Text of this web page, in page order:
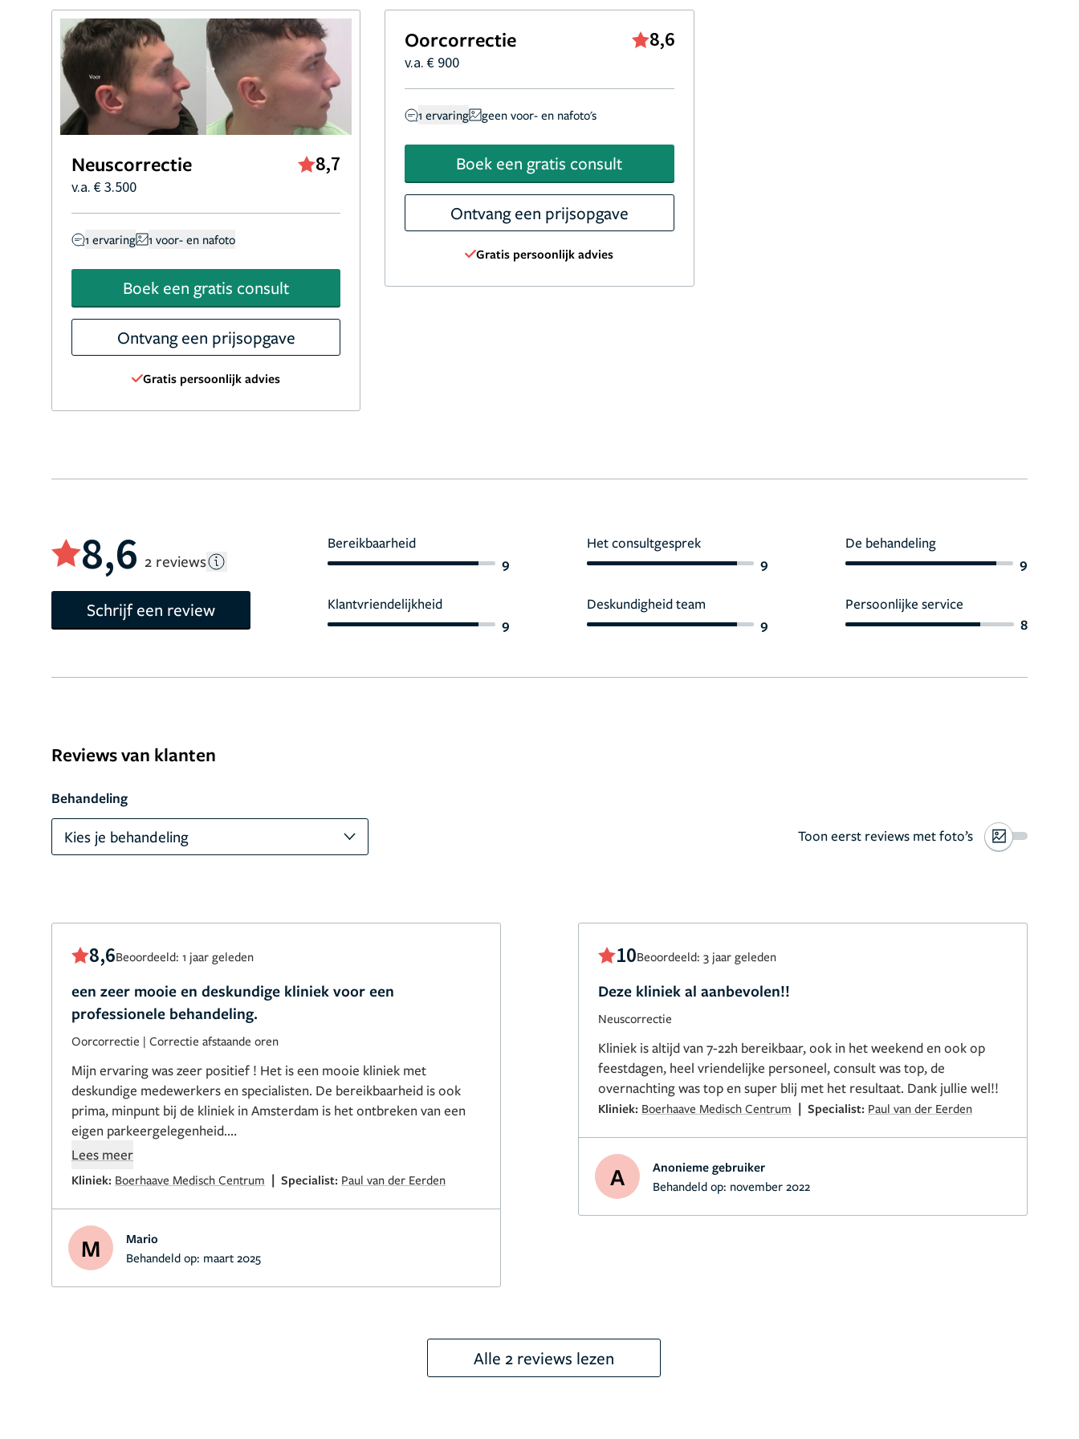
Neuscorrectie 8,7
v.a. € 3.500
1 ervaring 1 voor- en nafoto
Boek een gratis consult
Ontvang een prijsopgave
Gratis persoonlijk advies
Oorcorrectie 8,6
v.a. € 900
1 ervaring geen voor- en nafoto's
Boek een gratis consult
Ontvang een prijsopgave
Gratis persoonlijk advies
8,6 2 reviews
Schrijf een review
Bereikbaarheid
9
Klantvriendelijkheid
9
Het consultgesprek
9
Deskundigheid team
9
De behandeling
9
Persoonlijke service
8
Reviews van klanten
Behandeling
Kies je behandeling Toon eerst reviews met foto’s
8,6Beoordeeld: 1 jaar geleden
een zeer mooie en deskundige kliniek voor een
professionele behandeling.
Oorcorrectie | Correctie afstaande oren
Mijn ervaring was zeer positief ! Het is een mooie kliniek met
deskundige medewerkers en specialisten. De bereikbaarheid is ook
prima, minpunt bij de kliniek in Amsterdam is het ontbreken van een
eigen parkeergelegenheid.
Voor de rest....dikke aanrader !
Lees meer
Kliniek: Boerhaave Medisch Centrum | Specialist: Paul van der Eerden
M
Mario
Behandeld op: maart 2025
10Beoordeeld: 3 jaar geleden
Deze kliniek al aanbevolen!!
Neuscorrectie
Kliniek is altijd van 7-22h bereikbaar, ook in het weekend en ook op
feestdagen, heel vriendelijke personeel, consult was top, de
overnachting was top en super blij met het resultaat. Dank jullie wel!!
Kliniek: Boerhaave Medisch Centrum | Specialist: Paul van der Eerden
A
Anonieme gebruiker
Behandeld op: november 2022
Alle 2 reviews lezen